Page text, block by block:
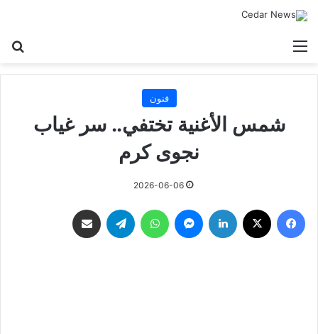
القائمة
فنون
شمس الأغنية تختفي.. سر غياب
نجوى كرم
2026-06-06
فيسبوك لينكدإن ماسنجر واتساب تيلقرام